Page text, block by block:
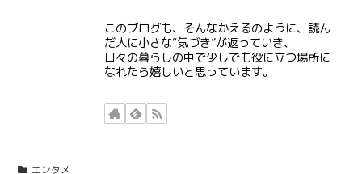
このブログも、そんなかえるのように、読ん
だ人に小さな“気づき”が返っていき、
日々の暮らしの中で少しでも役に立つ場所に
なれたら嬉しいと思っています。
エンタメ